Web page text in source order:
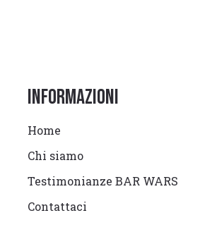
Informazioni
Home
Chi siamo
Testimonianze BAR WARS
Contattaci